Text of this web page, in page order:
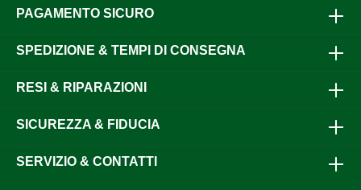
PAGAMENTO SICURO
SPEDIZIONE & TEMPI DI CONSEGNA
RESI & RIPARAZIONI
SICUREZZA & FIDUCIA
SERVIZIO & CONTATTI